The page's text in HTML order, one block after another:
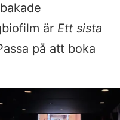
är Ett sista
på att boka